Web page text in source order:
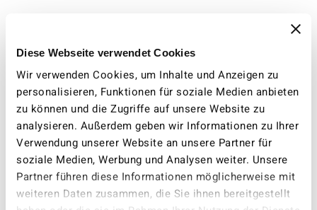
Diese Webseite verwendet Cookies
Wir verwenden Cookies, um Inhalte und Anzeigen zu
personalisieren, Funktionen für soziale Medien anbieten
zu können und die Zugriffe auf unsere Website zu
analysieren. Außerdem geben wir Informationen zu Ihrer
Verwendung unserer Website an unsere Partner für
soziale Medien, Werbung und Analysen weiter. Unsere
Partner führen diese Informationen möglicherweise mit
weiteren Daten zusammen, die Sie ihnen bereitgestellt